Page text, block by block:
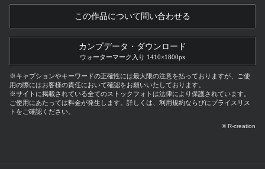
この作品について問い合わせる
カンプデータ・ダウンロード
ウォーターマーク入り 1410×1800px
※キャプションやキーワードの正確性には最大限の注意を払っておりますが、ご使
用の際にはお客様の責任において確認をお願いいたしております。
※サイトに掲載されている全てのストックフォトは法律により保護されています。
ご使用にあたっては料金が発生します。詳しくは、利用規約ならびにプライスリス
トをご確認ください。
© R-creation